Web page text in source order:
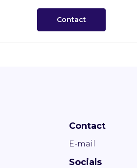
Contact
Contact
E-mail
Socials